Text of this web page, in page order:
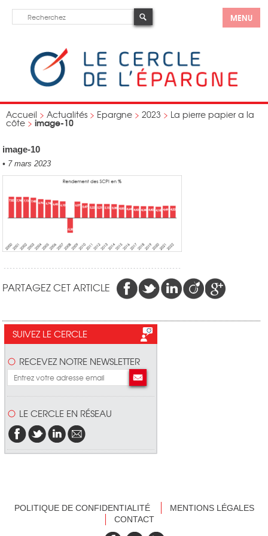
MENU
Accueil > Actualités > Epargne > 2023 > La pierre papier a la
côte > image-10
image-10
• 7 mars 2023
PARTAGEZ CET ARTICLE
SUIVEZ LE CERCLE
RECEVEZ NOTRE NEWSLETTER
LE CERCLE EN RÉSEAU
POLITIQUE DE CONFIDENTIALITÉ
MENTIONS LÉGALES
CONTACT